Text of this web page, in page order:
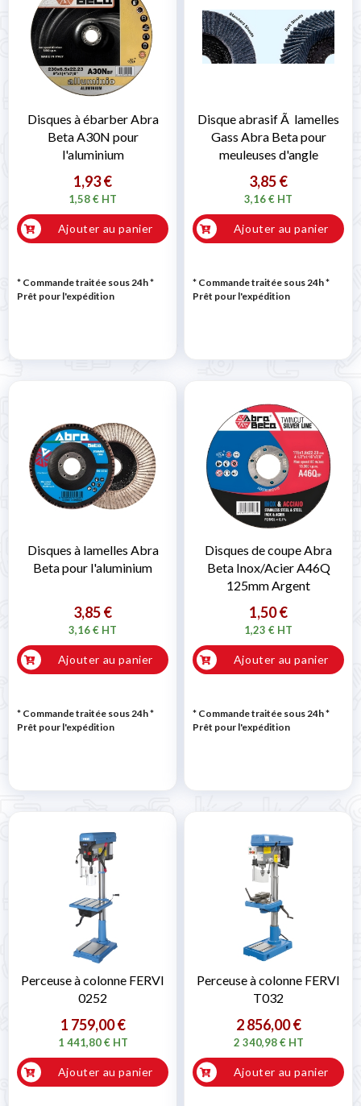
Disques à ébarber Abra
Beta A30N pour
l'aluminium
1,93 €
1,58 € HT
Ajouter au panier
* Commande traitée sous 24h*
Prêt pour l'expédition
Disque abrasif Ã lamelles
Gass Abra Beta pour
meuleuses d'angle
3,85 €
3,16 € HT
Ajouter au panier
* Commande traitée sous 24h*
Prêt pour l'expédition
Disques à lamelles Abra
Beta pour l'aluminium
3,85 €
3,16 € HT
Ajouter au panier
* Commande traitée sous 24h*
Prêt pour l'expédition
Disques de coupe Abra
Beta Inox/Acier A46Q
125mm Argent
1,50 €
1,23 € HT
Ajouter au panier
* Commande traitée sous 24h*
Prêt pour l'expédition
Perceuse à colonne FERVI
0252
1 759,00 €
1 441,80 € HT
Ajouter au panier
Perceuse à colonne FERVI
T032
2 856,00 €
2 340,98 € HT
Ajouter au panier